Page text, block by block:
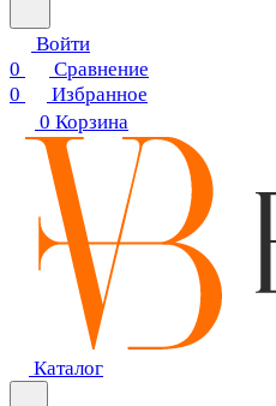
Войти
0
Сравнение
0
Избранное
0 Корзина
Каталог